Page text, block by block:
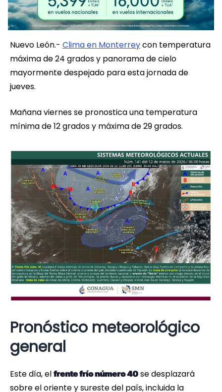
Nuevo León.- Clima en Monterreycon temperatura
máxima de 24 grados y panorama de cielo
mayormente despejado para esta jornada de
jueves.
Mañana viernes se pronostica una temperatura
mínima de 12 grados y máxima de 29 grados.
Pronóstico meteorológico
general
Este día, el frente frío número 40 se desplazará
sobre el oriente y sureste del país, incluida la